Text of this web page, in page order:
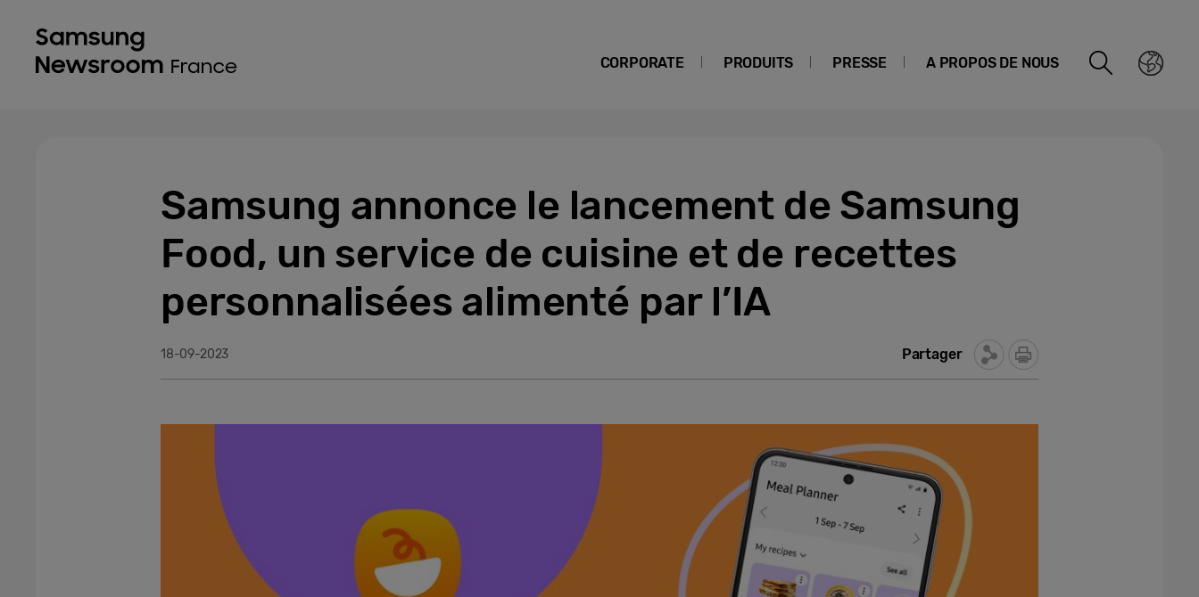
CORPORATE PRODUITS PRESSE A PROPOS DE NOUS
Samsung annonce le lancement de Samsung
Food, un service de cuisine et de recettes
personnalisées alimenté par l’IA
18-09-2023 Partager